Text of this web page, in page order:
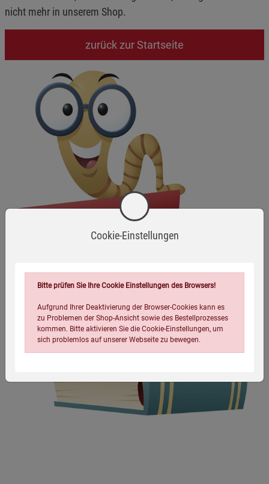
nicht mehr in unserem Shop.
zurück zur Startseite
Cookie-Einstellungen
Bitte prüfen Sie Ihre Cookie Einstellungen des Browsers!
Aufgrund Ihrer Deaktivierung der Browser-Cookies kann es
zu Problemen der Shop-Ansicht sowie des Bestellprozesses
kommen. Bitte aktivieren Sie die Cookie-Einstellungen, um
sich problemlos auf unserer Webseite zu bewegen.